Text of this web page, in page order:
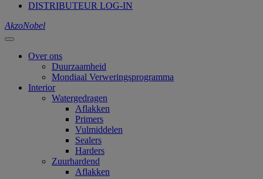
DISTRIBUTEUR LOG-IN
AkzoNobel
Over ons
Duurzaamheid
Mondiaal Verweringsprogramma
Interior
Watergedragen
Aflakken
Primers
Vulmiddelen
Sealers
Harders
Zuurhardend
Aflakken